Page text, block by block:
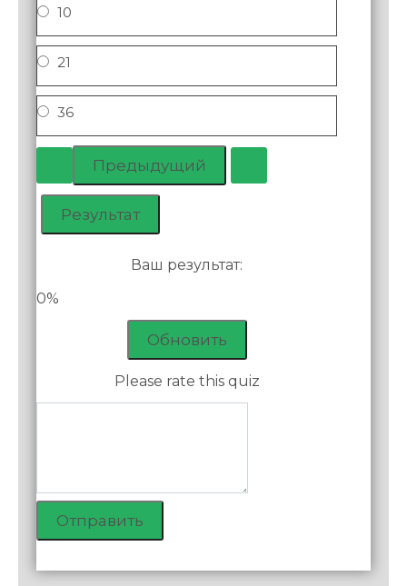
10
21
36
Ваш результат:
0%
Обновить
Please rate this quiz
Отправить